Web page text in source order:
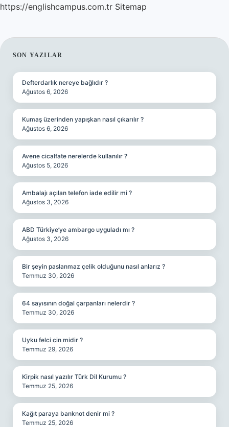
https://englishcampus.com.tr Sitemap
SIDEBAR
SON YAZILAR
Defterdarlık nereye bağlıdır ?
Ağustos 6, 2026
Kumaş üzerinden yapışkan nasıl çıkarılır ?
Ağustos 6, 2026
Avene cicalfate nerelerde kullanılır ?
Ağustos 5, 2026
Ambalajı açılan telefon iade edilir mi ?
Ağustos 3, 2026
ABD Türkiye’ye ambargo uyguladı mı ?
Ağustos 3, 2026
Bir şeyin paslanmaz çelik olduğunu nasıl anlarız ?
Temmuz 30, 2026
64 sayısının doğal çarpanları nelerdir ?
Temmuz 30, 2026
Uyku felci cin midir ?
Temmuz 29, 2026
Kirpik nasıl yazılır Türk Dil Kurumu ?
Temmuz 25, 2026
Kağıt paraya banknot denir mi ?
Temmuz 25, 2026